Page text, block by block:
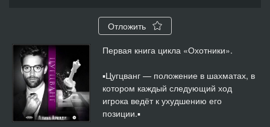
15
26:07
16
17
Отложить
Первая книга цикла «Охотники».
▪️️Цугцванг — положение в шахматах, в
котором каждый следующий ход
игрока ведёт к ухудшению его
позиции.▪️